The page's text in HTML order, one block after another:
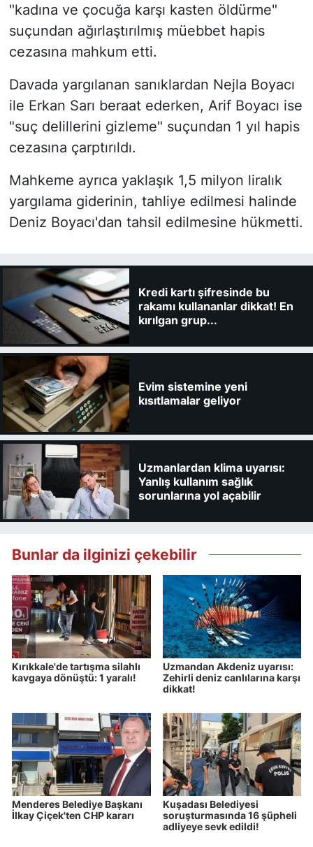
"kadına ve çocuğa karşı kasten öldürme"
suçundan ağırlaştırılmış müebbet hapis
cezasına mahkum etti.
Davada yargılanan sanıklardan Nejla Boyacı
ile Erkan Sarı beraat ederken, Arif Boyacı ise
"suç delillerini gizleme" suçundan 1 yıl hapis
cezasına çarptırıldı.
Mahkeme ayrıca yaklaşık 1,5 milyon liralık
yargılama giderinin, tahliye edilmesi halinde
Deniz Boyacı'dan tahsil edilmesine hükmetti.
Kredi kartı şifresinde bu
rakamı kullananlar dikkat! En
kırılgan grup...
Evim sistemine yeni
kısıtlamalar geliyor
Uzmanlardan klima uyarısı:
Yanlış kullanım sağlık
sorunlarına yol açabilir
Bunlar da ilginizi çekebilir
Kırıkkale'de tartışma silahlı
kavgaya dönüştü: 1 yaralı!
Uzmandan Akdeniz uyarısı:
Zehirli deniz canlılarına karşı
dikkat!
Menderes Belediye Başkanı
İlkay Çiçek'ten CHP kararı
Kuşadası Belediyesi
soruşturmasında 16 şüpheli
adliyeye sevk edildi!